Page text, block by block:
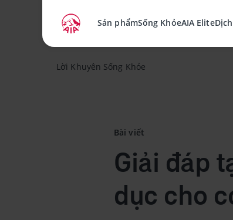
Sản phẩmSống KhỏeAIA Elite
Lời Khuyên Sống Khỏe
Bài viết
Giải đáp
dục cho